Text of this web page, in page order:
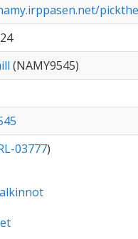
(NAMY9545)
03777)